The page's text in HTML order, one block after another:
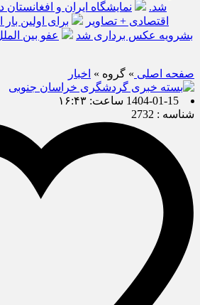
شد.
نمایشگاه ایران و افغانستان
اقتصادی + تصاویر
برای اولین بار
بشرویه عکس برداری شد
عفو بین
صفحه اصلی » گروه » اخبار
1404-01-15 ساعت: ۱۶:۴۳
شناسه : 2732